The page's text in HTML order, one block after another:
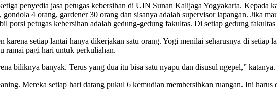
penyedia jasa petugas kebersihan di UIN Sunan Kalijaga Yogyakarta. Kepada
gondola 4 orang, gardener 30 orang dan sisanya adalah supervisor lapangan. Jika
porsi petugas kebersihan adalah gedung-gedung fakultas. Di setiap gedung
setiap lantai hanya dikerjakan satu orang. Yogi menilai seharusnya di
ramai pagi hari untuk perkuliahan.
biliknya banyak. Terus yang dua itu bisa satu nyapu dan disusul ngepel,” katanya.
Mereka setiap hari datang pukul 6 kemudian membersihkan ruangan. Ini